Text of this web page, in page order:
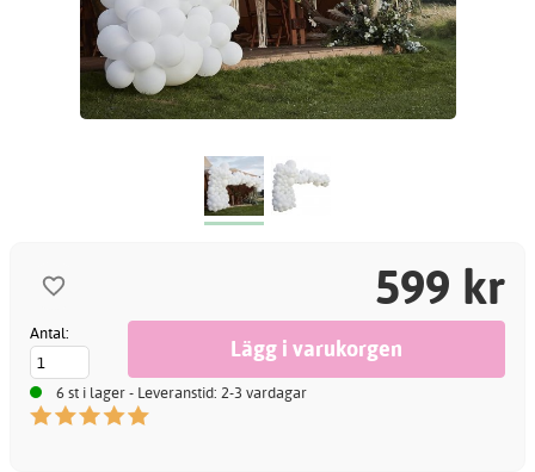
599 kr
Antal:
6 st i lager - Leveranstid: 2-3 vardagar